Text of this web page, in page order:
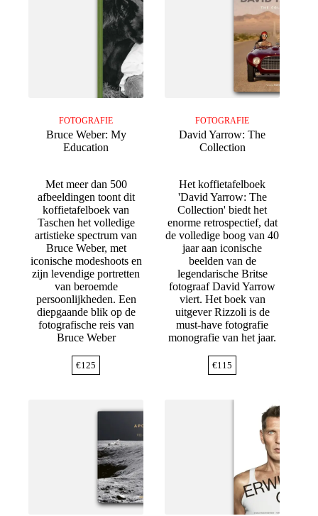
FOTOGRAFIE
Bruce Weber: My
Education
Met meer dan 500
afbeeldingen toont dit
koffietafelboek van
Taschen het volledige
artistieke spectrum van
Bruce Weber, met
iconische modeshoots en
zijn levendige portretten
van beroemde
persoonlijkheden. Een
diepgaande blik op de
fotografische reis van
Bruce Weber
€125
FOTOGRAFIE
David Yarrow: The
Collection
Het koffietafelboek
'David Yarrow: The
Collection' biedt het
enorme retrospectief, dat
de volledige boog van 40
jaar aan iconische
beelden van de
legendarische Britse
fotograaf David Yarrow
viert. Het boek van
uitgever Rizzoli is de
must-have fotografie
monografie van het jaar.
€115